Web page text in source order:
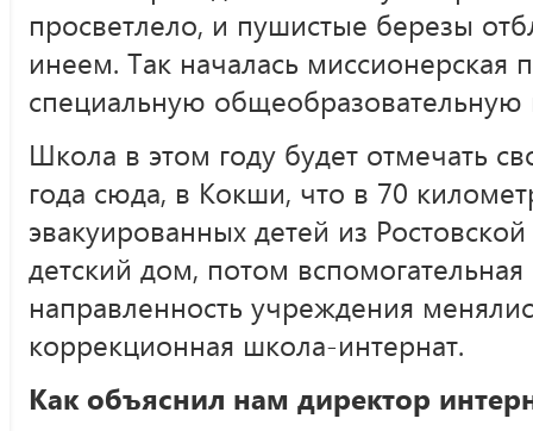
просветлело, и пушистые березы
инеем. Так началась миссионерская
специальную общеобразовательную
Школа в этом году будет отмечать
года сюда, в Кокши, что в 70
эвакуированных детей из
детский дом, потом
направленность учреждения
коррекционная школа-интернат.
Как объяснил нам директор